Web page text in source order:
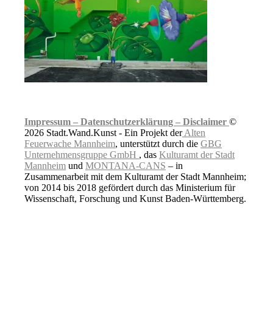
Impressum – Datenschutzerklärung – Disclaimer ©
2026 Stadt.Wand.Kunst - Ein Projekt derAlten
Feuerwache Mannheim, unterstützt durch die GBG
Unternehmensgruppe GmbH , das Kulturamt der Stadt
Mannheim und MONTANA-CANS – in
Zusammenarbeit mit dem Kulturamt der Stadt Mannheim;
von 2014 bis 2018 gefördert durch das Ministerium für
Wissenschaft, Forschung und Kunst Baden-Württemberg.